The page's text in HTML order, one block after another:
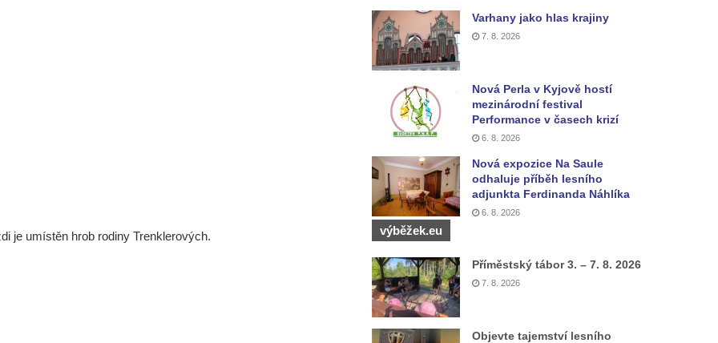
je umístěn hrob rodiny Trenklerových.
Varhany jako hlas krajiny
7. 8. 2026
Nová Perla v Kyjově hostí
mezinárodní festival
Performance v časech krizí
6. 8. 2026
Nová expozice Na Saule
odhaluje příběh lesního
adjunkta Ferdinanda Náhlíka
6. 8. 2026
výběžek.eu
Příměstský tábor 3. – 7. 8. 2026
7. 8. 2026
Objevte tajemství lesního